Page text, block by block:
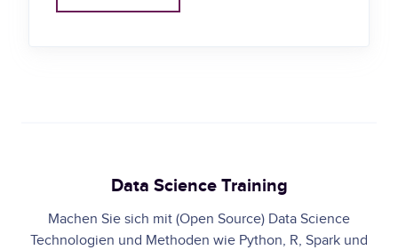
Data Science Training
Machen Sie sich mit (Open Source) Data Science
Technologien und Methoden wie Python, R, Spark und